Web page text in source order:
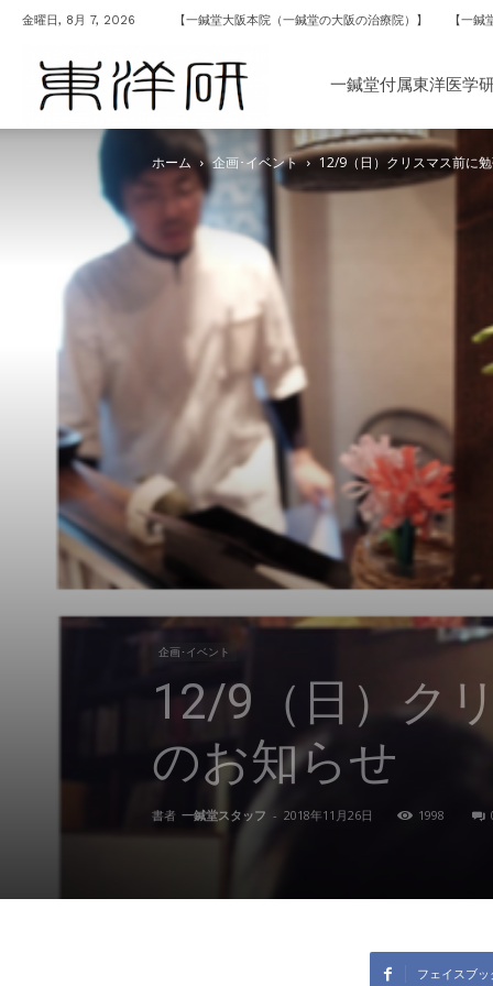
金曜日, 8月 7, 2026 【一鍼堂大阪本院（一鍼堂の大阪の治療院）】 【一鍼
鍼
堂
付
属
東
洋
学
一鍼堂付属東洋医学
ホーム 企画･イベント 12/9（日）クリスマス前に
企画･イベント
12/9（日）ク
のお知らせ
書者 一鍼堂スタッフ - 2018年11月26日 1998
フェイスブ